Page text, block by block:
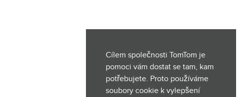
Cílem společnosti TomTom je
pomoci vám dostat se tam, kam
potřebujete. Proto používáme
soubory cookie k vylepšení